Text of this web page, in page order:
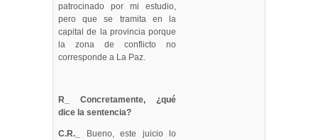
patrocinado por mi estudio,
pero que se tramita en la
capital de la provincia porque
la zona de conflicto no
corresponde a La Paz.
R_ Concretamente, ¿qué
dice la sentencia?
C.R._
Bueno, este juicio lo